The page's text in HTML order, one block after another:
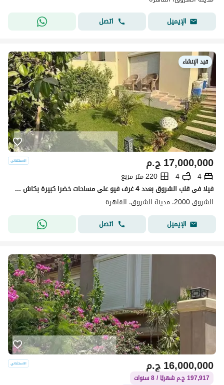
الإيميل
اتصل
قيد الإنشاء
ج.م17,000,000
4
4
220 متر مربع
فيلا فى قلب الشروق بعدد 4 غرف فيو على مساحات خضرا كبيرة بكاش (17 مليون ) فقط برايم لوكيشن مميز جدا
الشروق 2000، مدينة الشروق، القاهرة
الإيميل
اتصل
ج.م16,000,000
197,917 ج.م شهريًا / 8 سنوات